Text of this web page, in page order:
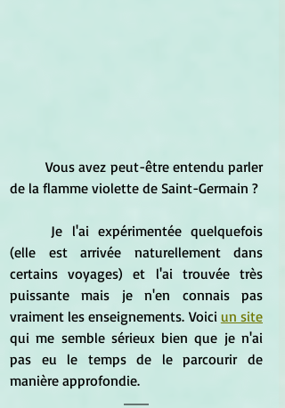
	Vous avez peut-être entendu parler
de la flamme violette de Saint-Germain ?
(elle est arrivée naturellement dans
certains voyages) et l'ai trouvée très
puissante mais je n'en connais pas
vraiment les enseignements. Voici un site
qui me semble sérieux bien que je n'ai
pas eu le temps de le parcourir de
manière approfondie.